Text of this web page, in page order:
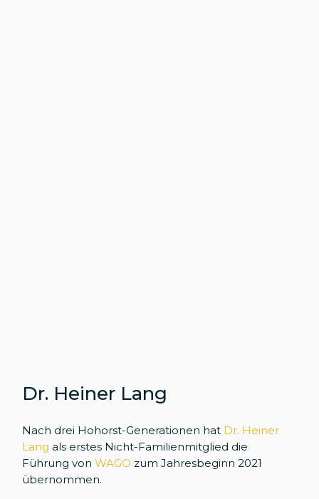
Dr. Heiner Lang
Nach drei Hohorst-Generationen hat Dr. Heiner
Lang als erstes Nicht-Familienmitglied die
Führung vonWAGO zum Jahresbeginn 2021
übernommen.